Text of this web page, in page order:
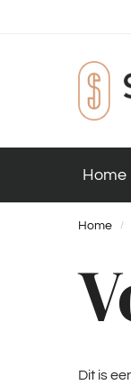
Home
Home /
Dit is